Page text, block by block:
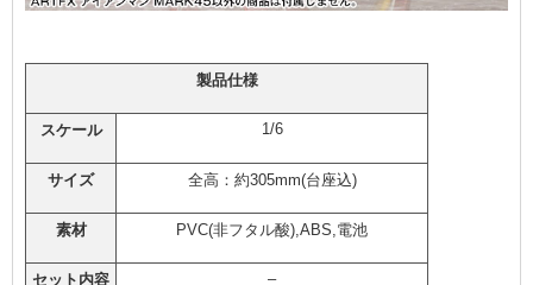
製品仕様
スケール 1/6
サイズ 全高：約305mm(台座込)
素材 PVC(非フタル酸),ABS,電池
セット内容 –